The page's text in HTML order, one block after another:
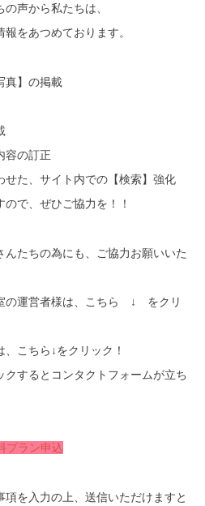
声から私たちは、
をあつめております。
真】の掲載
容の訂正
せた、サイト内での【検索】強化
で、ぜひご協力を！！
たちの為にも、ご協力お願いいた
の運営者様は、こちら ↓ をクリ
こちら↓をクリック！
クするとコンタクトフォームが立ち
プラン申込
項を入力の上、送信いただけますと